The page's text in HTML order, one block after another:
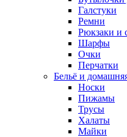
Галстуки
Ремни
Рюкзаки и
Шарфы
Очки
Перчатки
Бельё и
Носки
Пижамы
Трусы
Халаты
Майки